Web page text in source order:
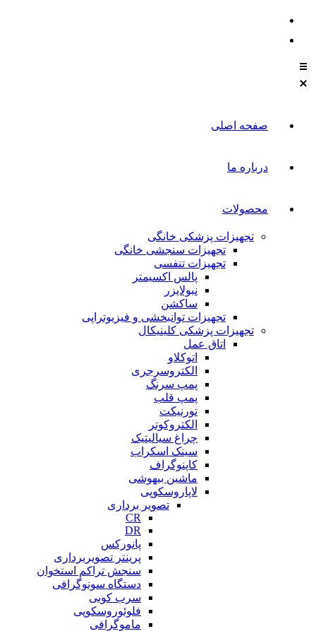
صفحه اصلی
درباره ما
محصولات
تجهیزات پزشکی خانگی
تجهیزات سنجشی خانگی
تجهیزات تنفسی
پالس اکسیمتر
نبولایزر
ساکشن
تجهیزات توانبخشی و فیزیوتراپی
تجهیزات پزشکی کلینیکال
اتاق عمل
اتوکلاو
الکتروسرجری
پمپ سرنگ
پمپ قلب
تورنیکت
الکتروکوتر
چراغ سیالیتیک
سینک اسکراب
کاپنوگراف
ماشین بیهوشی
لاپاروسکوپی
تصویر برداری
CR
DR
پانورکس
پرینتر تصویربرداری
سنجش تراکم استخوان
دستگاه سونوگرافی
سرب کوبی
فلوئوروسکوپی
ماموگرافی